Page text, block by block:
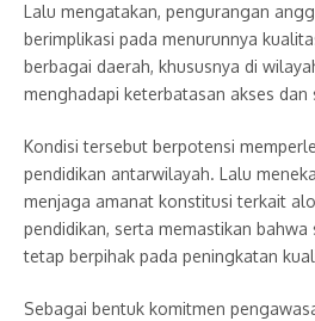
Lalu mengatakan, pengurangan
berimplikasi pada menurunnya
berbagai daerah, khususnya di
menghadapi keterbatasan akses dan
Kondisi tersebut berpotensi
pendidikan antarwilayah. Lalu
menjaga amanat konstitusi terkait
pendidikan, serta memastikan bahwa
tetap berpihak pada peningkatan
Sebagai bentuk komitmen